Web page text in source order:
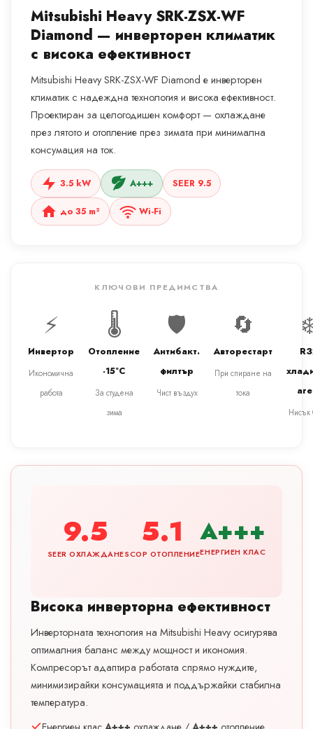
Mitsubishi Heavy SRK-ZSX-WF
Diamond — инверторен климатик
с висока ефективност
Mitsubishi Heavy SRK-ZSX-WF Diamond е инверторен
климатик с надеждна технология и висока ефективност.
Проектиран за целогодишен комфорт — охлаждане
през лятото и отопление през зимата при минимална
консумация на ток.
3.5 kW A+++ SEER 9.5
до 35 m² Wi-Fi
КЛЮЧОВИ ПРЕДИМСТВА
⚡
Инвертор
Икономична
работа
🌡️
Отопление
-15°C
За студена
зима
🛡️
Антибакт.
филтър
Чист въздух
🔄
Авторестарт
При спиране на
тока
Нисък
9.5
SEER ОХЛАЖДАНЕ
5.1
SCOP ОТОПЛЕНИЕ
A+++
ЕНЕРГИЕН КЛАС
Висока инверторна ефективност
Инверторната технология на Mitsubishi Heavy осигурява
оптималния баланс между мощност и икономия.
Компресорът адаптира работата спрямо нуждите,
минимизирайки консумацията и поддържайки стабилна
температура.